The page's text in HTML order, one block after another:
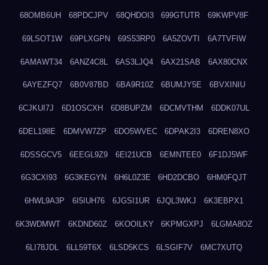
68OMB6UH 68PDCJPV 68QHDOI3 699GTUTR 69KWPV8F
69LSOT1W 69PLXGPN 69S53RP0 6A5ZOVTI 6A7TVFIW
6AMAWT34 6ANZ4C8L 6AS3LJQ4 6AX21SAB 6AX80CNX
6AYEZFQ7 6B0V87BD 6BA9R10Z 6BUMJY5E 6BVXINIU
6CJKUI7J 6D1OSCXH 6D8BUPZM 6DCMVTHM 6DDK07UL
6DEL198E 6DMVW7ZP 6DO5WVEC 6DPAK2I3 6DREN8XO
6DSSGCV5 6EEGL9Z9 6EI21UCB 6EMNTEE0 6F1DJ5WF
6G3CXI93 6G3KEGYN 6H6L0Z3E 6HD2DCBO 6HM0FQJT
6HWL9A3P 6I5IUH76 6JGSI1UR 6JQL3WKJ 6K3EBPX1
6K3WDMWT 6KDND60Z 6KOOILKY 6KPMGXPJ 6LGMA8OZ
6LI78JDL 6LL59T6X 6LSD5KCS 6LSGIF7V 6MC7XUTQ